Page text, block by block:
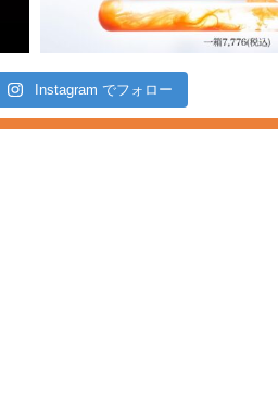
Instagram でフォロー